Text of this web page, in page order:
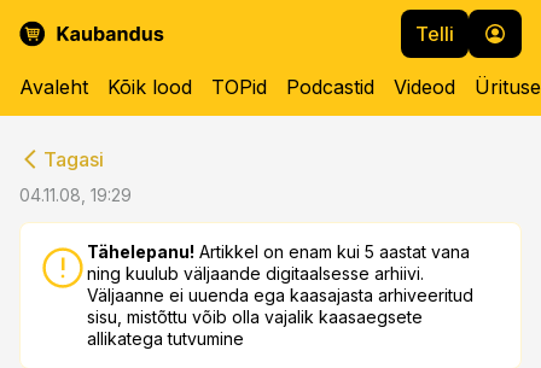
Telli
Avaleht Kõik lood TOPid Podcastid Videod
Tagasi
04.11.08, 19:29
Tähelepanu! Artikkel on enam kui 5 aastat vana
ning kuulub väljaande digitaalsesse arhiivi.
Väljaanne ei uuenda ega kaasajasta arhiveeritud
sisu, mistõttu võib olla vajalik kaasaegsete
allikatega tutvumine